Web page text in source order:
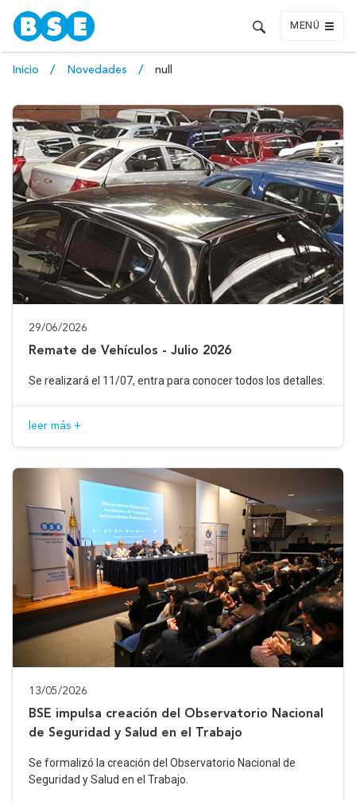
MENÚ
Inicio Novedades null
29/06/2026
Remate de Vehículos - Julio 2026
Se realizará el 11/07, entra para conocer todos los detalles.
leer más +
13/05/2026
BSE impulsa creación del Observatorio Nacional
de Seguridad y Salud en el Trabajo
Se formalizó la creación del Observatorio Nacional de
Seguridad y Salud en el Trabajo.